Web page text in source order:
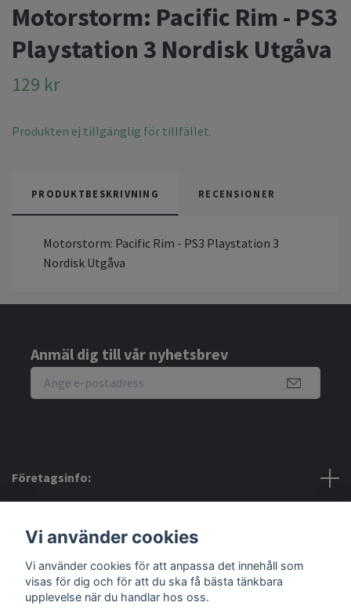
Motorstorm: Pacific Rim - PS3
Playstation 3 Nordisk Utgåva
129 kr
Produkten ej tillgänglig för tillfället.
PRODUKTBESKRIVNING RECENSIONER
Motorstorm: Pacific Rim - PS3 Playstation 3
Nordisk Utgåva
Anmäl dig till vår nyhetsbrev
Företagsinfo:
Sociala medier
Vi använder cookies
Vi använder cookies för att anpassa det innehåll som
visas för dig och för att du ska få bästa tänkbara
upplevelse när du handlar hos oss.